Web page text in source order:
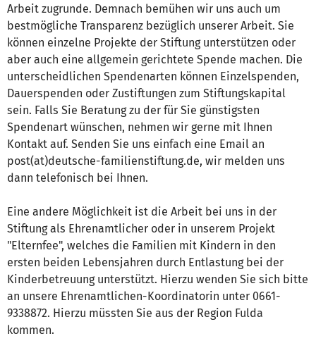
Arbeit zugrunde. Demnach bemühen wir uns auch um
bestmögliche Transparenz bezüglich unserer Arbeit. Sie
können einzelne Projekte der Stiftung unterstützen oder
aber auch eine allgemein gerichtete Spende machen. Die
unterscheidlichen Spendenarten können Einzelspenden,
Dauerspenden oder Zustiftungen zum Stiftungskapital
sein. Falls Sie Beratung zu der für Sie günstigsten
Spendenart wünschen, nehmen wir gerne mit Ihnen
Kontakt auf. Senden Sie uns einfach eine Email an
post(at)deutsche-familienstiftung.de, wir melden uns
dann telefonisch bei Ihnen.
Eine andere Möglichkeit ist die Arbeit bei uns in der
Stiftung als Ehrenamtlicher oder in unserem Projekt
"Elternfee", welches die Familien mit Kindern in den
ersten beiden Lebensjahren durch Entlastung bei der
Kinderbetreuung unterstützt. Hierzu wenden Sie sich bitte
an unsere Ehrenamtlichen-Koordinatorin unter 0661-
9338872. Hierzu müssten Sie aus der Region Fulda
kommen.